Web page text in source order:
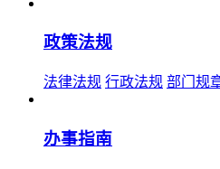
政策法规
法律法规 行政法规 部门规
办事指南